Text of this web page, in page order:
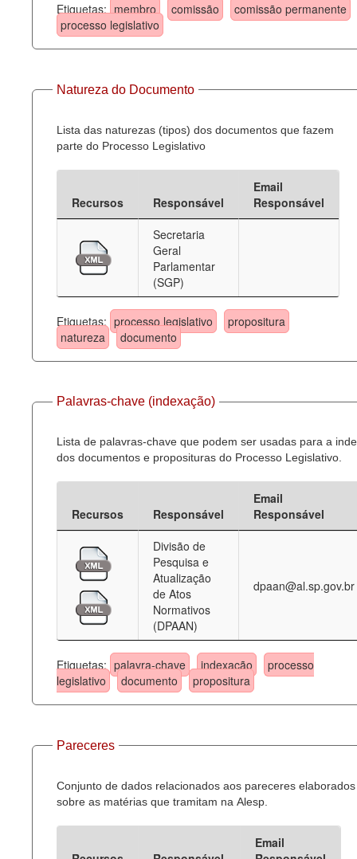
Etiquetas: membro comissão
comissão permanente
processo legislativo
Natureza do Documento
Lista das naturezas (tipos) dos documentos que fazem
parte do Processo Legislativo
Recursos Responsável
Email
Responsável
Secretaria
Geral
Parlamentar
(SGP)
Etiquetas: processo legislativo
propositura
natureza
documento
Palavras-chave (indexação)
Lista de palavras-chave que podem ser usadas para a
dos documentos e proposituras do Processo Legislativo.
Recursos Responsável
Email
Responsável
Divisão de
Pesquisa e
Atualização
de Atos
Normativos
(DPAAN)
dpaan@al.sp.gov.br
Etiquetas: palavra-chave indexação
processo
legislativo
documento propositura
Pareceres
Conjunto de dados relacionados aos pareceres elaborados
sobre as matérias que tramitam na Alesp.
Email